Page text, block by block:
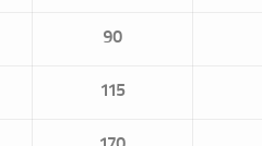
90
115